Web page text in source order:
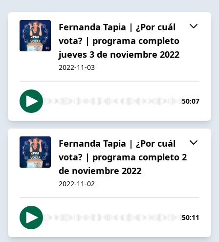
Fernanda Tapia | ¿Por cuál
vota? | programa completo
jueves 3 de noviembre 2022
2022-11-03
50:07
Fernanda Tapia | ¿Por cuál
vota? | programa completo 2
de noviembre 2022
2022-11-02
50:11